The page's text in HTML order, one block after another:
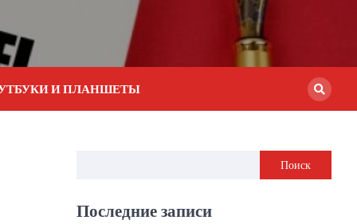
И ПЛАНШЕТЫ
Поиск
Последние записи